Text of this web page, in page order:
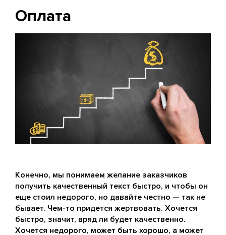
Оплата
Конечно, мы понимаем желание заказчиков
получить качественный текст быстро, и чтобы он
еще стоил недорого, но давайте честно — так не
бывает. Чем-то придется жертвовать. Хочется
быстро, значит, вряд ли будет качественно.
Хочется недорого, может быть хорошо, а может